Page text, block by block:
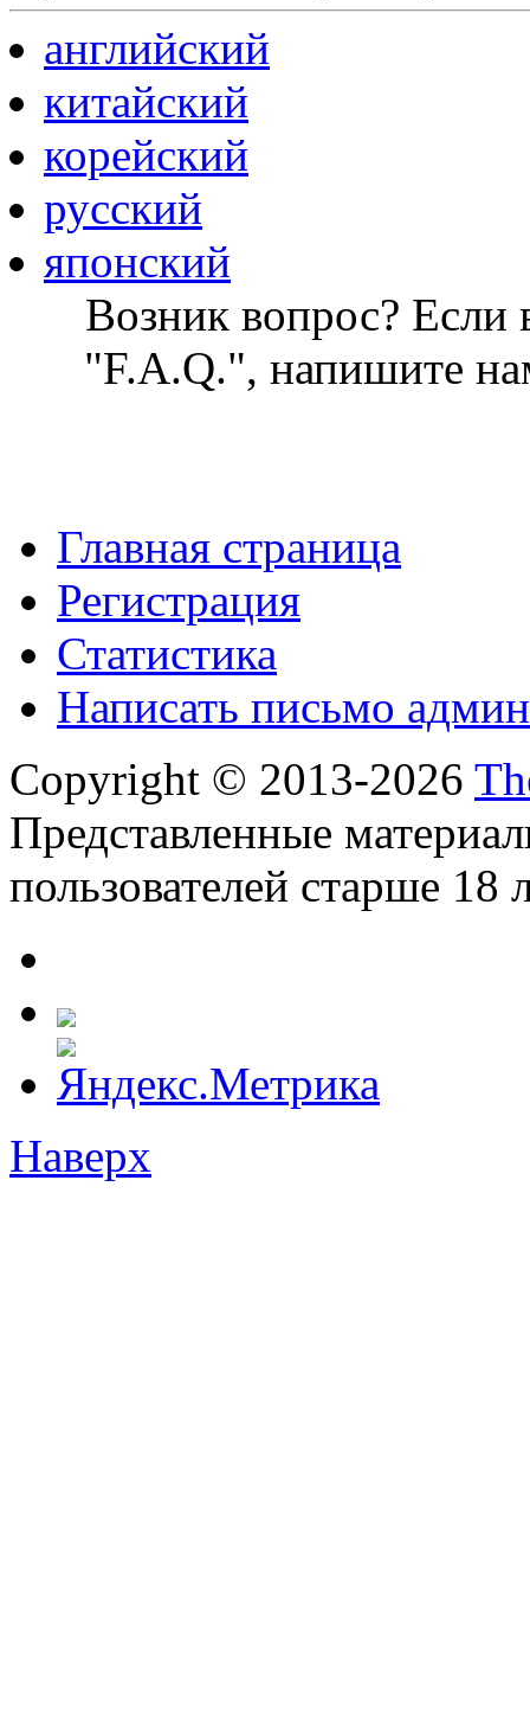
английский
китайский
корейский
русский
японский
Возник вопрос? Если
"F.A.Q.", напишите
Главная страница
Регистрация
Статистика
Написать письмо
Copyright © 2013-2026
Представленные
пользователей старше 18
Наверх